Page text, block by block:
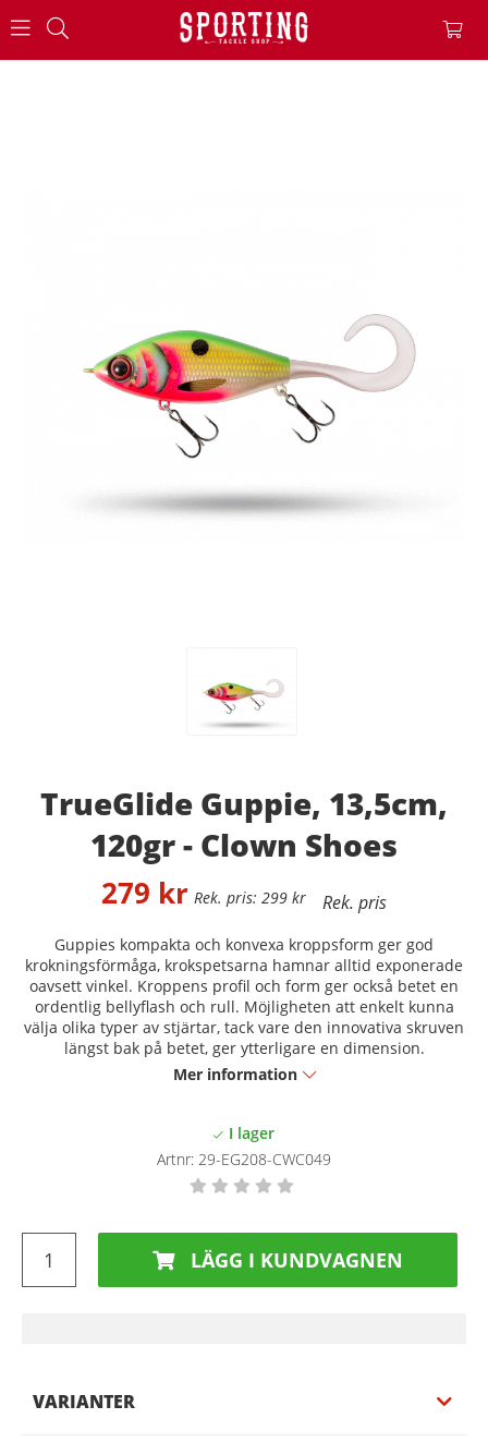
TrueGlide Guppie, 13,5cm,
120gr - Clown Shoes
299 kr
279 kr
Guppies kompakta och konvexa kroppsform ger god
krokningsförmåga, krokspetsarna hamnar alltid exponerade
oavsett vinkel. Kroppens profil och form ger också betet en
ordentlig bellyflash och rull. Möjligheten att enkelt kunna
välja olika typer av stjärtar, tack vare den innovativa skruven
längst bak på betet, ger ytterligare en dimension.
Mer information
Artnr: 29-EG208-CWC049
LÄGG I KUNDVAGNEN
VARIANTER